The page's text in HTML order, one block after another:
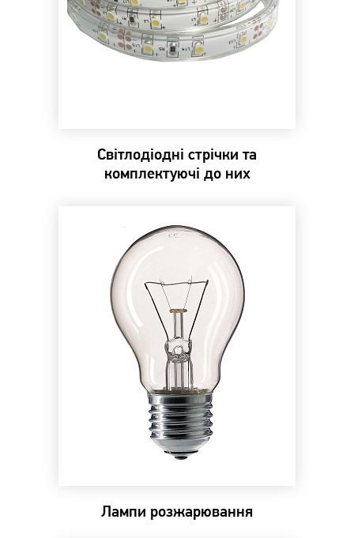
Світлодіодні стрічки та
комплектуючі до них
Лампи розжарювання